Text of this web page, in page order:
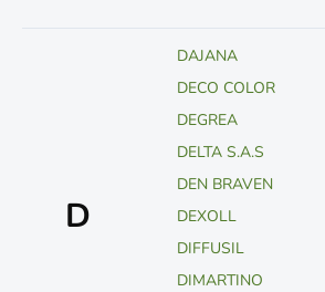
D
DAJANA
DECO COLOR
DEGREA
DELTA S.A.S
DEN BRAVEN
DEXOLL
DIFFUSIL
DIMARTINO